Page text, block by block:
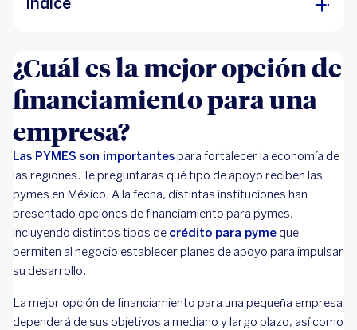
para una empresa?
¿Qué tipos de financiamiento existen para las
empresas?
¿Cuál es la mejor opción de
financiamiento para una
empresa?
Las PYMES son importantespara fortalecer la economía de
las regiones. Te preguntarás qué tipo de apoyo reciben las
pymes en México. A la fecha, distintas instituciones han
presentado opciones de financiamiento para pymes,
incluyendo distintos tipos de crédito para pyme que
permiten al negocio establecer planes de apoyo para impulsar
su desarrollo.
La mejor opción de financiamiento para una pequeña empresa
dependerá de sus objetivos a mediano y largo plazo, así como